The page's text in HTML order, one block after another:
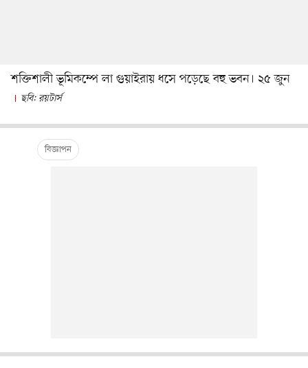
শক্তিশালী ভূমিকম্পে লা গুয়াইরায় ধসে পড়েছে বহু ভবন। ২৫ জুন
ছবি: রয়টার্স